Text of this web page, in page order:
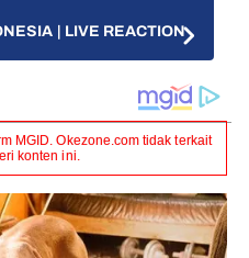
| LIVE REACTION